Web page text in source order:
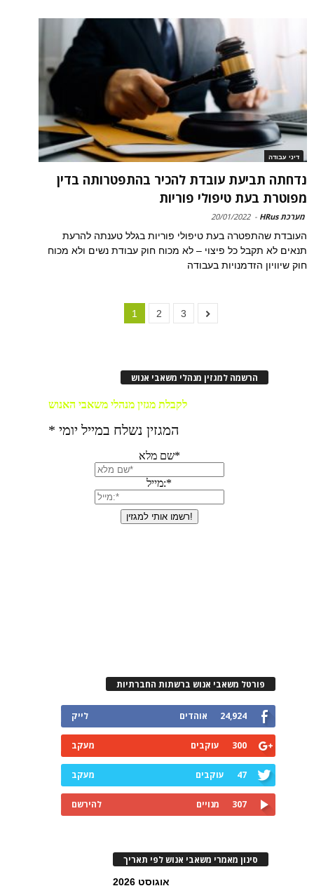
דיני עבודה
נדחתה תביעת עובדת להכיר בהתפטרותה בדין
מפוטרת בעת טיפולי פוריות
מערכת HRus -
20/01/2022
העובדת שהתפטרה בעת טיפולי פוריות בגלל טענתה להרעת
תנאים לא תקבל כל פיצוי – לא מכוח חוק עבודת נשים ולא מכוח
חוק שיוויון הזדמנויות בעבודה
1 2 3
הרשמה למגזין מנהלי משאבי אנוש
פורטל משאבי אנוש ברשתות החברתיות
24,924 אוהדים לייק
300 עוקבים מעקב
47 עוקבים מעקב
307 מנויים להירשם
סינון מאמרי משאבי אנוש לפי תאריך
אוגוסט 2026